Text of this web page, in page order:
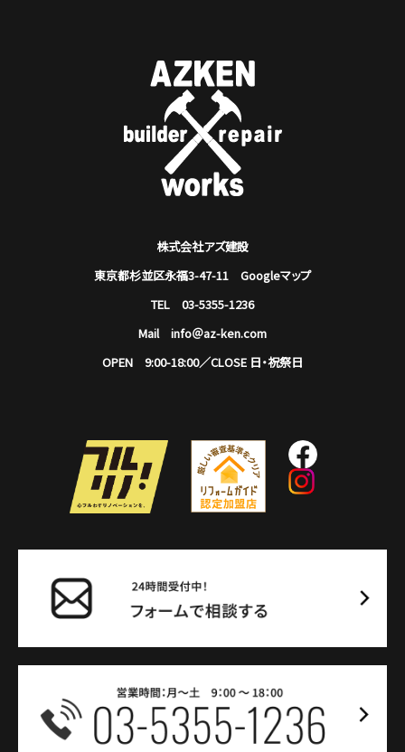
株式会社アズ建設
東京都杉並区永福3-47-11 Googleマップ
TEL 03-5355-1236
Mail info＠az-ken.com
OPEN 9:00-18:00／CLOSE 日・祝祭日